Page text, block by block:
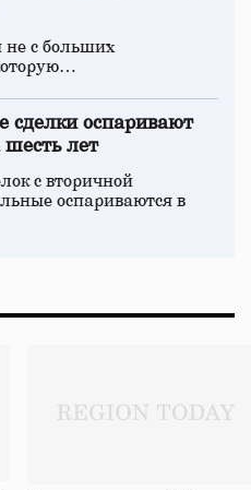
не с больших
сделки оспаривают
шесть лет
с вторичной
оспариваются в